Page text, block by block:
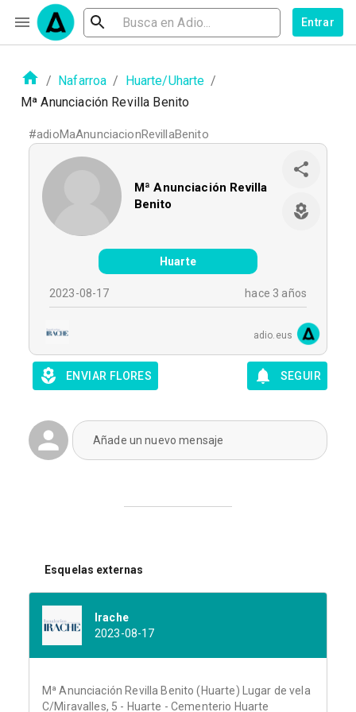
Entrar
/ Nafarroa / Huarte/Uharte /
Mª Anunciación Revilla Benito
#adioMaAnunciacionRevillaBenito
Mª Anunciación Revilla
Benito
Huarte
2023-08-17 hace 3 años
adio.eus
ENVIAR FLORES SEGUIR
Añade un nuevo mensaje
Esquelas externas
Irache
2023-08-17
Mª Anunciación Revilla Benito (Huarte) Lugar de vela
C/Miravalles, 5 - Huarte - Cementerio Huarte